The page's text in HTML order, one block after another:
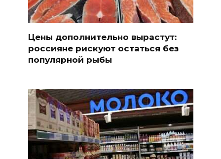
Цены дополнительно вырастут:
россияне рискуют остаться без
популярной рыбы